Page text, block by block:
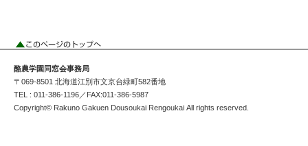
酪農学園同窓会事務局
〒069-8501 北海道江別市文京台緑町582番地
TEL : 011-386-1196／FAX:011-386-5987
Copyright© Rakuno Gakuen Dousoukai Rengoukai All rights reserved.